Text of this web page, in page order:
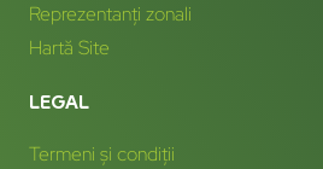
Reprezentanți zonali
Hartă Site
LEGAL
Termeni și condiții